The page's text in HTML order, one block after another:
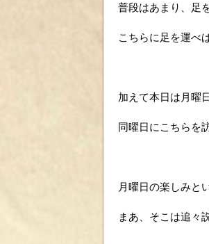
普段はあまり、足
こちらに足を運べ
加えて本日は月曜
同曜日にこちらを
月曜日の楽しみと
まあ、そこは追々